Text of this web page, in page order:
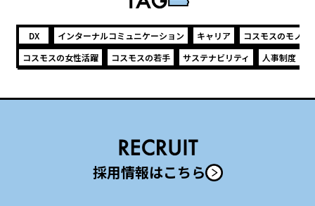
DX インターナルコミュニケーション キャリア
コスモスのモノづ
コスモスの女性活躍
コスモスの若手 サステナビリティ 人事制度
採用情報はこちら